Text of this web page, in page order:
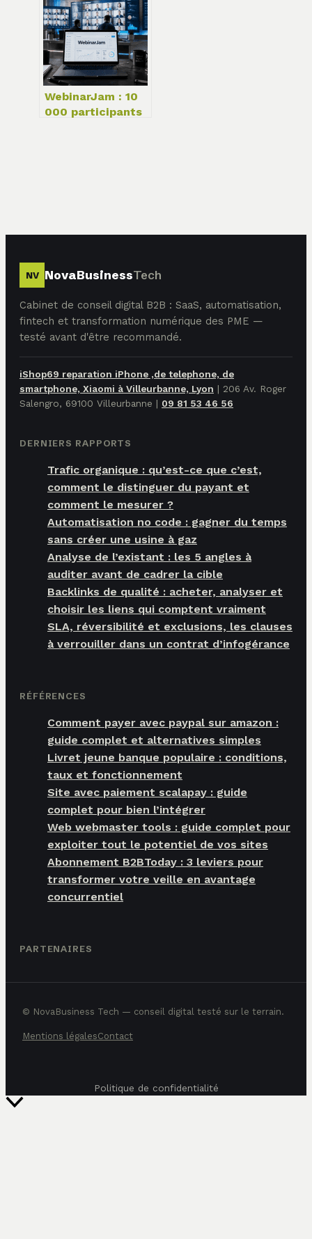
compacité en
2026 ?
WebinarJam : 10
000 participants
NV NovaBusinessTech
Cabinet de conseil digital B2B : SaaS, automatisation,
fintech et transformation numérique des PME —
testé avant d'être recommandé.
iShop69 reparation iPhone ,de telephone, de
smartphone, Xiaomi à Villeurbanne, Lyon | 206 Av. Roger
Salengro, 69100 Villeurbanne | 09 81 53 46 56
DERNIERS RAPPORTS
Trafic organique : qu’est-ce que c’est,
comment le distinguer du payant et
comment le mesurer ?
Automatisation no code : gagner du temps
sans créer une usine à gaz
Analyse de l’existant : les 5 angles à
auditer avant de cadrer la cible
Backlinks de qualité : acheter, analyser et
choisir les liens qui comptent vraiment
SLA, réversibilité et exclusions, les clauses
à verrouiller dans un contrat d’infogérance
RÉFÉRENCES
Comment payer avec paypal sur amazon :
guide complet et alternatives simples
Livret jeune banque populaire : conditions,
taux et fonctionnement
Site avec paiement scalapay : guide
complet pour bien l’intégrer
Web webmaster tools : guide complet pour
exploiter tout le potentiel de vos sites
Abonnement B2BToday : 3 leviers pour
transformer votre veille en avantage
concurrentiel
PARTENAIRES
© NovaBusiness Tech — conseil digital testé sur le terrain.
Mentions légalesContact
Politique de confidentialité
Retour